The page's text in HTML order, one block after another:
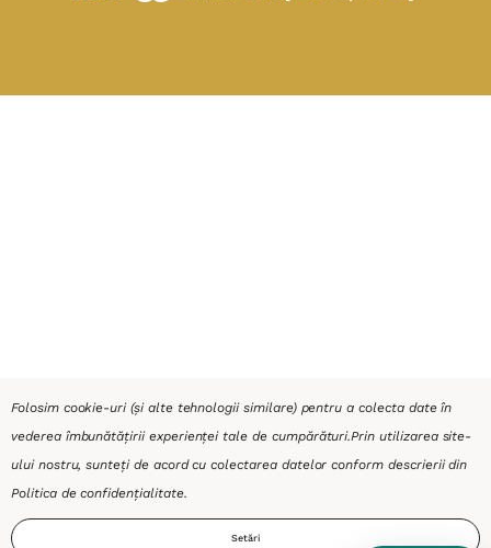
Folosim cookie-uri (și alte tehnologii similare) pentru a colecta date în
vederea îmbunătățirii experienței tale de cumpărături.Prin utilizarea site-
ului nostru, sunteți de acord cu colectarea datelor conform descrierii din
Politica de confidențialitate.
Setări